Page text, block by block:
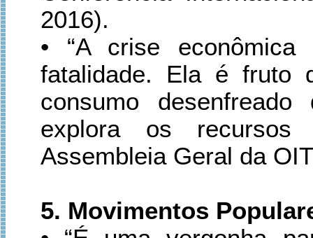
2016).
• “A crise
fatalidade. Ela é fruto
consumo
explora os recursos
Assembleia Geral da
5. Movimentos